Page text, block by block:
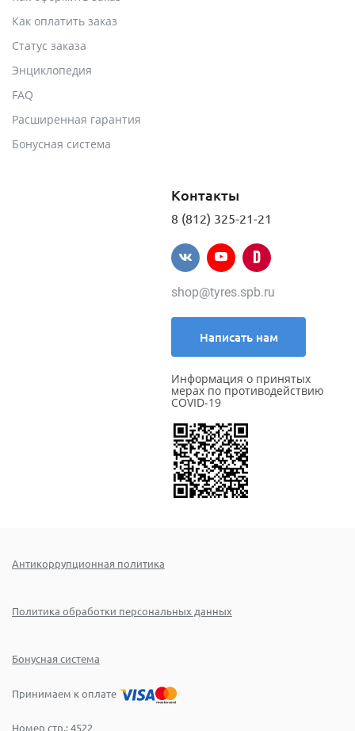
Как оплатить заказ
Статус заказа
Энциклопедия
FAQ
Расширенная гарантия
Бонусная система
Контакты
8 (812) 325-21-21
shop@tyres.spb.ru
Написать нам
Информация о принятых
мерах по противодействию
COVID-19
Антикоррупционная политика
Политика обработки персональных данных
Бонусная система
Принимаем к оплате
Номер стр.:4522